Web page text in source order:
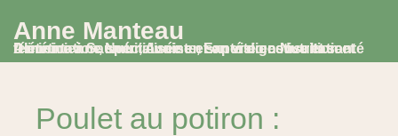
Anne Manteau
Diététicienne Nutritionniste, Experte en Nutrition et Alimentation, spécialisée en santé digestive et santé féminine à Saumur, Avoine et en visio consultation
Poulet au potiron :